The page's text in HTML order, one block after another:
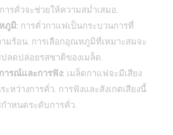
ารคั่วจะช่วยให้ความสม่ำเสมอ.
ภูมิ: การคั่วกาแฟเป็นกระบวนการที่
มร้อน. การเลือกอุณหภูมิที่เหมาะสมจะ
ลดปล่อยรสชาติของเมล็ด.
ารณ์และการฟัง: เมล็ดกาแฟจะมีเสียง
ะหว่างการคั่ว. การฟังและสังเกตเสียงนี้
ำหนดระดับการคั่ว.